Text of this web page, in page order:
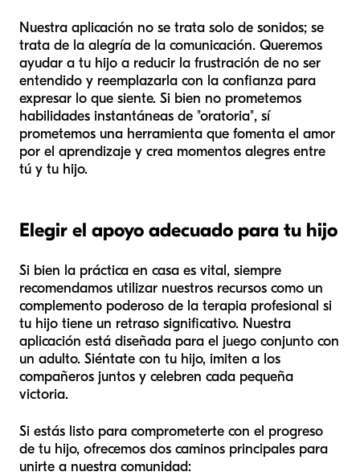
Nuestra aplicación no se trata solo de sonidos; se
trata de la alegría de la comunicación. Queremos
ayudar a tu hijo a reducir la frustración de no ser
entendido y reemplazarla con la confianza para
expresar lo que siente. Si bien no prometemos
habilidades instantáneas de "oratoria", sí
prometemos una herramienta que fomenta el amor
por el aprendizaje y crea momentos alegres entre
tú y tu hijo.
Elegir el apoyo adecuado para tu hijo
Si bien la práctica en casa es vital, siempre
recomendamos utilizar nuestros recursos como un
complemento poderoso de la terapia profesional si
tu hijo tiene un retraso significativo. Nuestra
aplicación está diseñada para el juego conjunto con
un adulto. Siéntate con tu hijo, imiten a los
compañeros juntos y celebren cada pequeña
victoria.
Si estás listo para comprometerte con el progreso
de tu hijo, ofrecemos dos caminos principales para
unirte a nuestra comunidad: